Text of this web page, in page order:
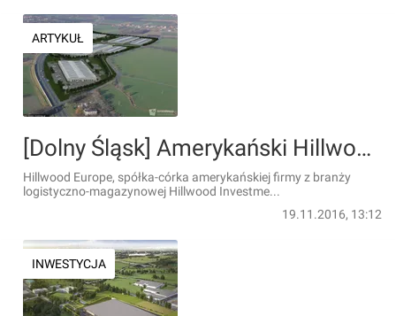
ARTYKUŁ
[Dolny Śląsk] Amerykański Hillwood wybuduje wielki park logistyczno-magazynowy pod Zgorzelcem
Hillwood Europe, spółka-córka amerykańskiej firmy z branży
logistyczno-magazynowej Hillwood Investme...
19.11.2016, 13:12
INWESTYCJA